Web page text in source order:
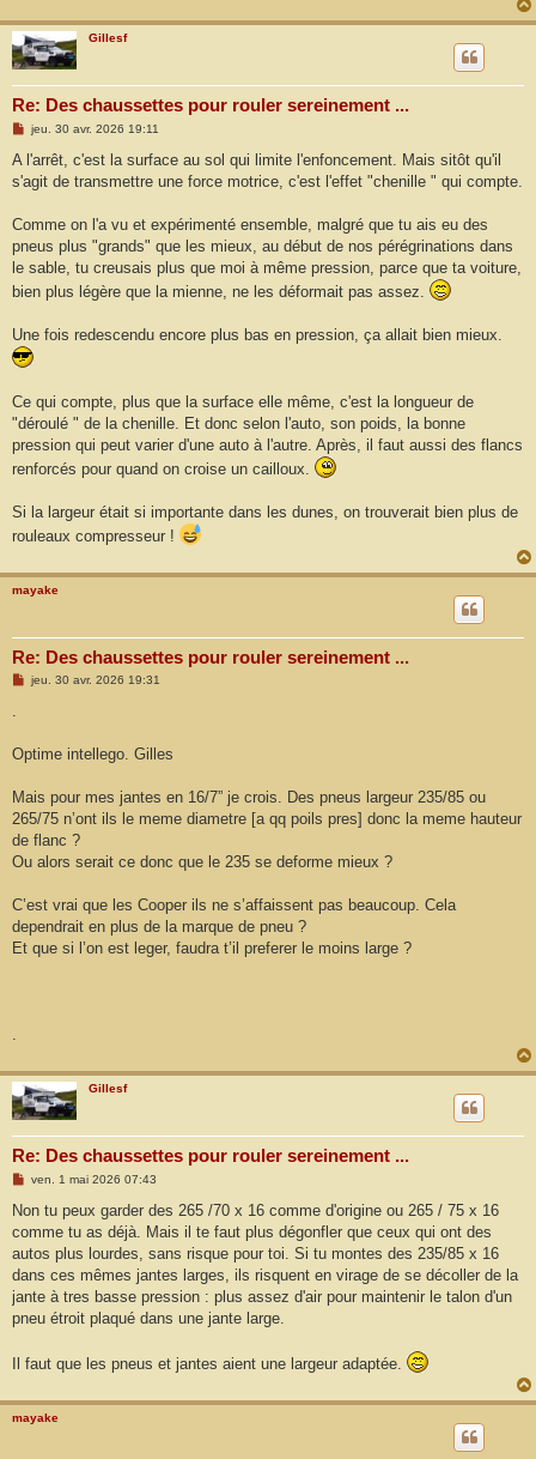
Gillesf
Re: Des chaussettes pour rouler sereinement ...
M
s
a
jeu. 30 avr. 2026 19:11
A l'arrêt, c'est la surface au sol qui limite l'enfoncement. Mais sitôt qu'il
s'agit de transmettre une force motrice, c'est l'effet "chenille " qui compte.
Comme on l'a vu et expérimenté ensemble, malgré que tu ais eu des
pneus plus "grands" que les mieux, au début de nos pérégrinations dans
le sable, tu creusais plus que moi à même pression, parce que ta voiture,
bien plus légère que la mienne, ne les déformait pas assez.
Une fois redescendu encore plus bas en pression, ça allait bien mieux.
Ce qui compte, plus que la surface elle même, c'est la longueur de
"déroulé " de la chenille. Et donc selon l'auto, son poids, la bonne
pression qui peut varier d'une auto à l'autre. Après, il faut aussi des flancs
renforcés pour quand on croise un cailloux.
Si la largeur était si importante dans les dunes, on trouverait bien plus de
rouleaux compresseur !
mayake
Re: Des chaussettes pour rouler sereinement ...
M
g
e
jeu. 30 avr. 2026 19:31
.
Optime intellego. Gilles
Mais pour mes jantes en 16/7” je crois. Des pneus largeur 235/85 ou
265/75 n’ont ils le meme diametre [a qq poils pres] donc la meme hauteur
de flanc ?
Ou alors serait ce donc que le 235 se deforme mieux ?
C’est vrai que les Cooper ils ne s’affaissent pas beaucoup. Cela
dependrait en plus de la marque de pneu ?
Et que si l’on est leger, faudra t’il preferer le moins large ?
.
Gillesf
Re: Des chaussettes pour rouler sereinement ...
M
s
a
g
ven. 1 mai 2026 07:43
Non tu peux garder des 265 /70 x 16 comme d'origine ou 265 / 75 x 16
comme tu as déjà. Mais il te faut plus dégonfler que ceux qui ont des
autos plus lourdes, sans risque pour toi. Si tu montes des 235/85 x 16
dans ces mêmes jantes larges, ils risquent en virage de se décoller de la
jante à tres basse pression : plus assez d'air pour maintenir le talon d'un
pneu étroit plaqué dans une jante large.
Il faut que les pneus et jantes aient une largeur adaptée.
mayake